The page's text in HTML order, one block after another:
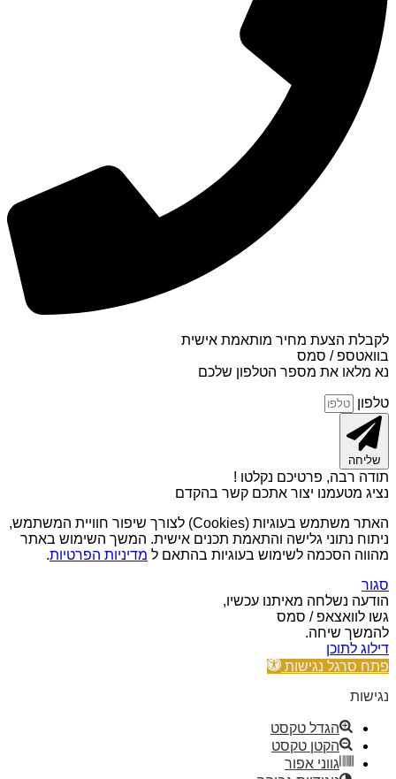
לקבלת הצעת מחיר מותאמת אישית
בוואטספ / סמס
נא מלאו את מספר הטלפון שלכם
טלפון
שליחה
תודה רבה, פרטיכם נקלטו !
נציג מטעמנו יצור אתכם קשר בהקדם
האתר משתמש בעוגיות (Cookies) לצורך שיפור חוויית המשתמש,
ניתוח נתוני גלישה והתאמת תכנים אישית. המשך השימוש באתר
מהווה הסכמה לשימוש בעוגיות בהתאם ל מדיניות הפרטיות.
סגור
הודעה נשלחה מאיתנו עכשיו,
גשו לוואצאפ / סמס
להמשך שיחה.
דילוג לתוכן
פתח סרגל נגישות
נגישות
הגדל טקסט
הקטן טקסט
גווני אפור